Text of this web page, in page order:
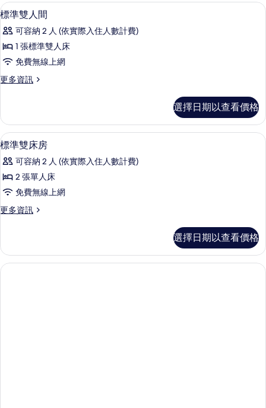
相
片
(Ondol)
詳
情
顯
示
標
準
人
的
所
有
相
片
書桌、筆電工作空間、免費無線上網、
6
標準雙人間
可容納 2 人 (依實際入住人數計費)
1 張標準雙人床
免費無線上網
更多資訊
更
雙
人
間
詳
情
選擇日期以查看價格
顯
示
標
準
床
的
所
書桌、筆電工作空間、免費無線上網、
7
標準雙床房
可容納 2 人 (依實際入住人數計費)
2 張單人床
免費無線上網
更多資訊
更
雙
床
房
選擇日期以查看價格